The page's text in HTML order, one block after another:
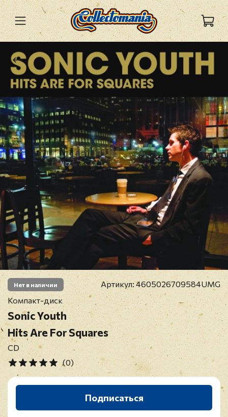
Нет в наличии Артикул:4605026709584UMG
Компакт-диск
Sonic Youth
Hits Are For Squares
CD
(0)
Подписаться